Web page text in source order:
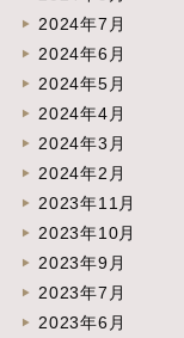
2024年7月
2024年6月
2024年5月
2024年4月
2024年3月
2024年2月
2023年11月
2023年10月
2023年9月
2023年7月
2023年6月